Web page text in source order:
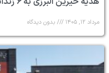
مرداد ۱۲, ۱۴۰۵ بدون دیدگاه